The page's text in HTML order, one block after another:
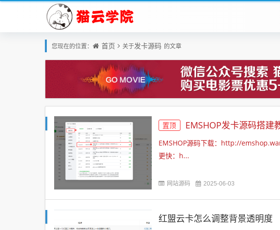
您现在的位置： 首页 关于发卡源码 的文章
置顶 EMSHOP发卡源码搭建
EMSHOP源码下载：http://
更快：h...
网站源码 2025-06-03
红盟云卡怎么调整背景透明度